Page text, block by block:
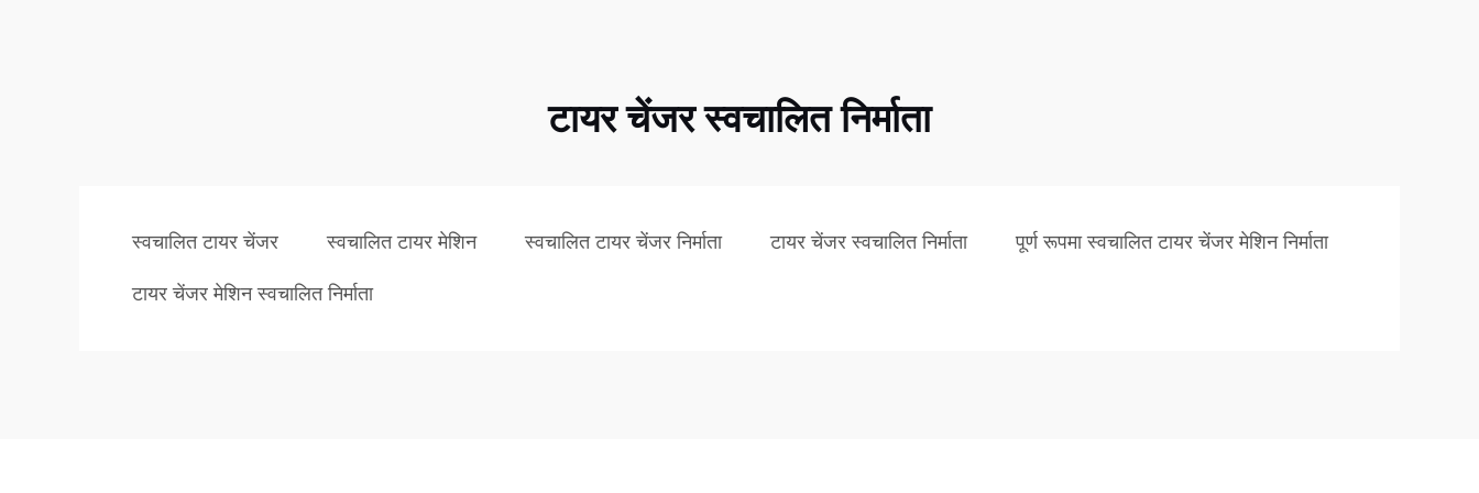
टायर चेंजर स्वचालित निर्माता
स्वचालित टायर चेंजर स्वचालित टायर मेशिन स्वचालित टायर चेंजर निर्माता टायर चेंजर स्वचालित निर्माता पूर्ण रूपमा स्वचालित टायर चेंजर मेशिन निर्माता
टायर चेंजर मेशिन स्वचालित निर्माता